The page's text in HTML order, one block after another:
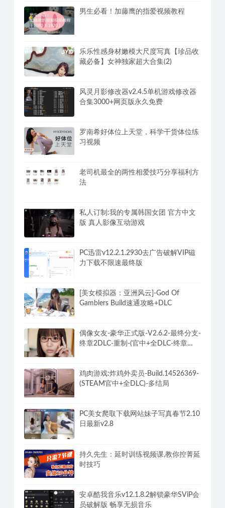
男生必看！加藤鹰的指爱视频教程
乐乐性感身材嫩模大尺度写真【珍品收
藏必备】女神独家超大合集(2)
风灵月影修改器v2.4.5单机游戏修改器
合集3000+网页版永久免费
罗南希好体位上天堂，科学干货体位练
习视频
老司机最全的两性相爱技巧分享福利方
法
私人订制:我的专属韩国女团 官方中文
版 真人影像互动游戏
PC迅雷v12.2.1.2930去广告破解VIP磁
力下载不限速最终版
[美女模拟器：亚洲风云]-God Of
Gamblers Build速通攻略+DLC
偶像女友-豪华正式版-V2.6.2-最终分支-
终章2DLC-重制-(官中+全DLC-终章
鸡肉游戏:炸鸡外卖员-Build.14526369-
(STEAM官中+全DLC)-多结局
PC美女爬取下载网站妹子写真春节2.10
日最新v2.8
持久先生：延时训练视频课,教你控菁延
时技巧
安卓酷我音乐v12.1.8.2解锁豪华SViP会
员破解版 畅享无损音乐